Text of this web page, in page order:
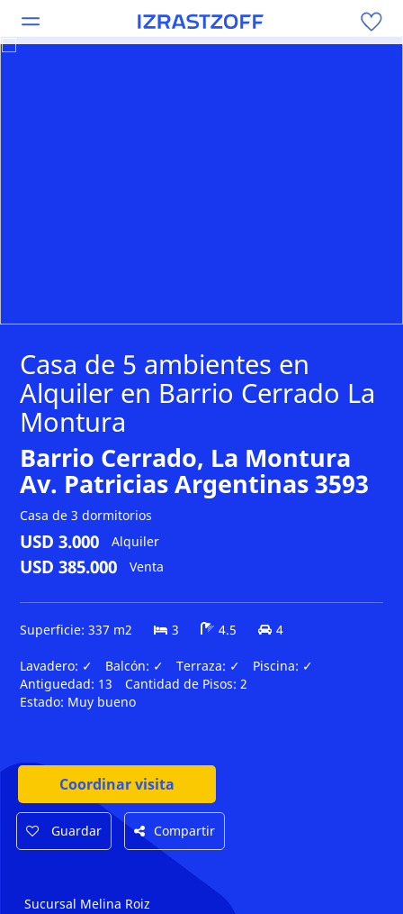
Casa de 5 ambientes en
Alquiler en Barrio Cerrado La
Montura
Barrio Cerrado, La Montura
Av. Patricias Argentinas 3593
Casa de 3 dormitorios
USD 3.000 Alquiler
USD 385.000 Venta
Superficie: 337 m2 3 4.5 4
Lavadero: ✓ Balcón: ✓ Terraza: ✓ Piscina: ✓
Antiguedad: 13 Cantidad de Pisos:2
Estado: Muy bueno
Coordinar visita
Guardar Compartir
Sucursal Melina Roiz